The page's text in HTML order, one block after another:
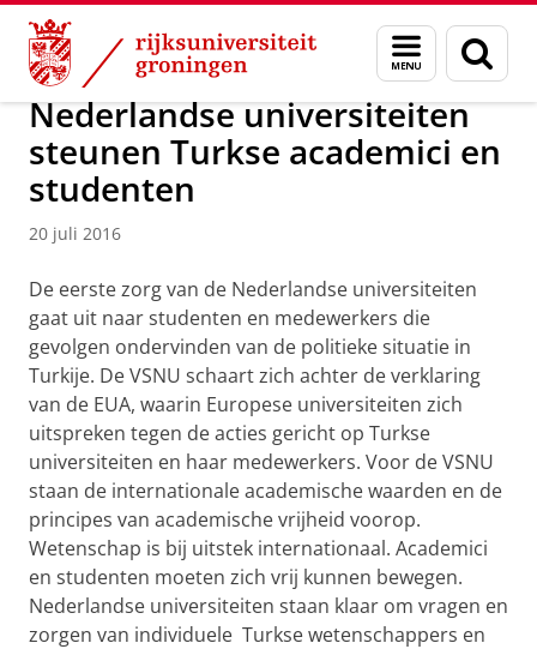
Skip
Content
Skip
Navigation
Menu
en
zoeken
Over ons Actueel Nieuws Nieuwsberichten
Nederlandse universiteiten
steunen Turkse academici en
studenten
20 juli 2016
De eerste zorg van de Nederlandse universiteiten
gaat uit naar studenten en medewerkers die
gevolgen ondervinden van de politieke situatie in
Turkije. De VSNU schaart zich achter de verklaring
van de EUA, waarin Europese universiteiten zich
uitspreken tegen de acties gericht op Turkse
universiteiten en haar medewerkers. Voor de VSNU
staan de internationale academische waarden en de
principes van academische vrijheid voorop.
Wetenschap is bij uitstek internationaal. Academici
en studenten moeten zich vrij kunnen bewegen.
Nederlandse universiteiten staan klaar om vragen en
zorgen van individuele Turkse wetenschappers en